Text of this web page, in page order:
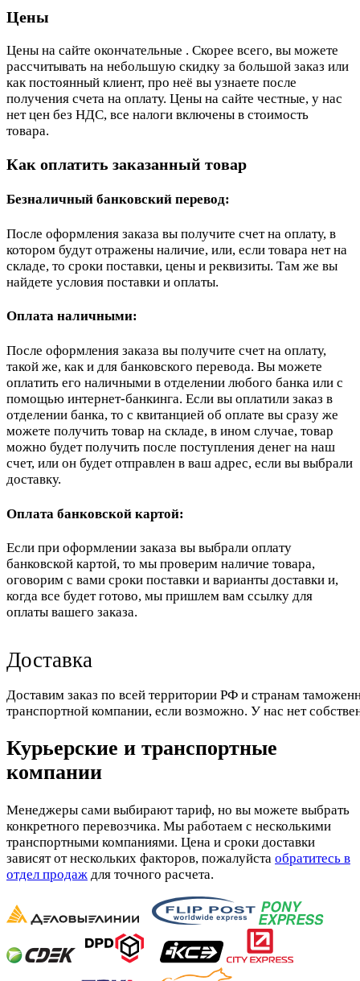
Цены
Цены на сайте окончательные . Скорее всего, вы можете
рассчитывать на небольшую скидку за большой заказ или
как постоянный клиент, про неё вы узнаете после
получения счета на оплату. Цены на сайте честные, у нас
нет цен без НДС, все налоги включены в стоимость
товара.
Как оплатить заказанный товар
Безналичный банковский перевод:
После оформления заказа вы получите счет на оплату, в
котором будут отражены наличие, или, если товара нет на
складе, то сроки поставки, цены и реквизиты. Там же вы
найдете условия поставки и оплаты.
Оплата наличными:
После оформления заказа вы получите счет на оплату,
такой же, как и для банковского перевода. Вы можете
оплатить его наличными в отделении любого банка или с
помощью интернет-банкинга. Если вы оплатили заказ в
отделении банка, то с квитанцией об оплате вы сразу же
можете получить товар на складе, в ином случае, товар
можно будет получить после поступления денег на наш
счет, или он будет отправлен в ваш адрес, если вы выбрали
доставку.
Оплата банковской картой:
Если при оформлении заказа вы выбрали оплату
банковской картой, то мы проверим наличие товара,
оговорим с вами сроки поставки и варианты доставки и,
когда все будет готово, мы пришлем вам ссылку для
оплаты вашего заказа.
Доставка
Доставим заказ по всей территории РФ и странам
транспортной компании, если возможно. У нас нет
Курьерские и транспортные
компании
Менеджеры сами выбирают тариф, но вы можете выбрать
конкретного перевозчика. Мы работаем с несколькими
транспортными компаниями. Цена и сроки доставки
зависят от нескольких факторов, пожалуйста обратитесь в
отдел продаж для точного расчета.